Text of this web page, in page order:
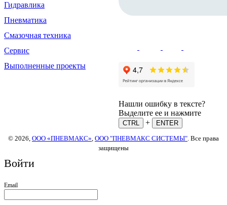
Гидравлика
Пневматика
Смазочная техника
Сервис
Выполненные проекты
Нашли ошибку в тексте?
Выделите ее и нажмите
CTRL +
ENTER
© 2026, ООО «ПНЕВМАКС», ООО "ПНЕВМАКС СИСТЕМЫ". Все права
защищены
Войти
Email